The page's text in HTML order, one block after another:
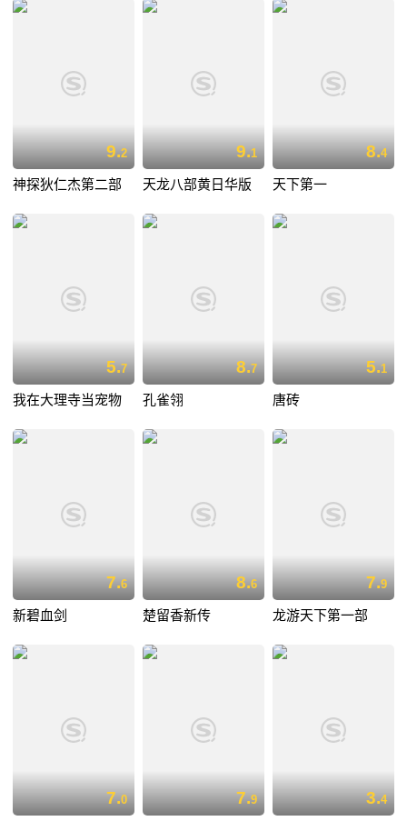
9.2
神探狄仁杰第二部
9.1
天龙八部黄日华版
8.4
天下第一
5.7
我在大理寺当宠物
8.7
孔雀翎
5.1
唐砖
7.6
新碧血剑
8.6
楚留香新传
7.9
龙游天下第一部
7.0 7.9 3.4